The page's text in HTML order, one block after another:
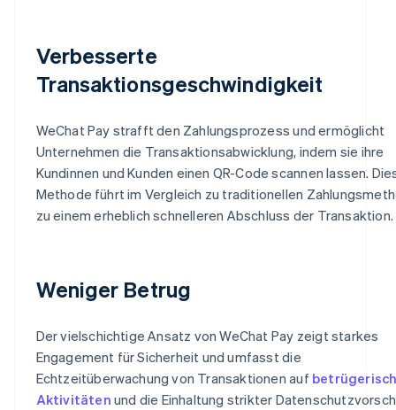
Verbesserte
Transaktionsgeschwindigkeit
WeChat Pay strafft den Zahlungsprozess und ermöglicht
Unternehmen die Transaktionsabwicklung, indem sie ihre
Kundinnen und Kunden einen QR-Code scannen lassen.
Methode führt im Vergleich zu traditionellen
zu einem erheblich schnelleren Abschluss der Transaktion.
Weniger Betrug
Der vielschichtige Ansatz von WeChat Pay zeigt starkes
Engagement für Sicherheit und umfasst die
Echtzeitüberwachung von Transaktionen auf
Aktivitäten und die Einhaltung strikter